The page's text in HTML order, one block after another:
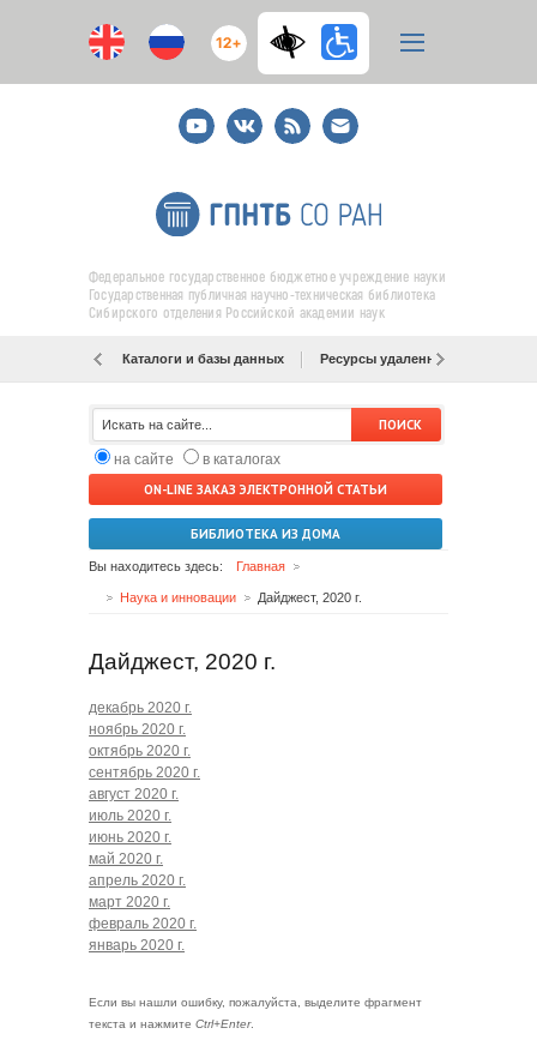
12+
YoutubeВКонтакте
RSS
E-
mail
подписка
Федеральное государственное бюджетное учреждение науки
Государственная публичная научно-техническая библиотека
Сибирского отделения Российской академии наук
Каталоги и базы данных Ресурсы удаленного доступа
на сайте
в каталогах
ON-LINE ЗАКАЗ ЭЛЕКТРОННОЙ СТАТЬИ
БИБЛИОТЕКА ИЗ ДОМА
Вы находитесь здесь: Главная
Наука и инновации Дайджест, 2020 г.
Дайджест, 2020 г.
декабрь 2020 г.
ноябрь 2020 г.
октябрь 2020 г.
сентябрь 2020 г.
август 2020 г.
июль 2020 г.
июнь 2020 г.
май 2020 г.
апрель 2020 г.
март 2020 г.
февраль 2020 г.
январь 2020 г.
Если вы нашли ошибку, пожалуйста, выделите фрагмент
текста и нажмите Ctrl+Enter.